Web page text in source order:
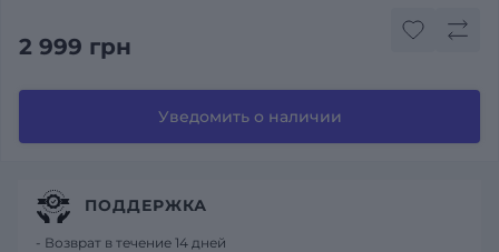
2 999 грн
Уведомить о наличии
ПОДДЕРЖКА
- Возврат в течение 14 дней